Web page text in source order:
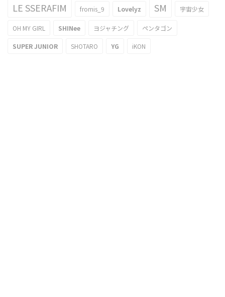
LE SSERAFIM fromis_9 Lovelyz SM 宇宙少女
OH MY GIRL SHINee ヨジャチング ペンタゴン
SUPER JUNIOR SHOTARO YG iKON